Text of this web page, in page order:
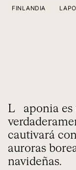
FINLANDIA
Laponia es un destino
cautivará
auroras
navideñas.